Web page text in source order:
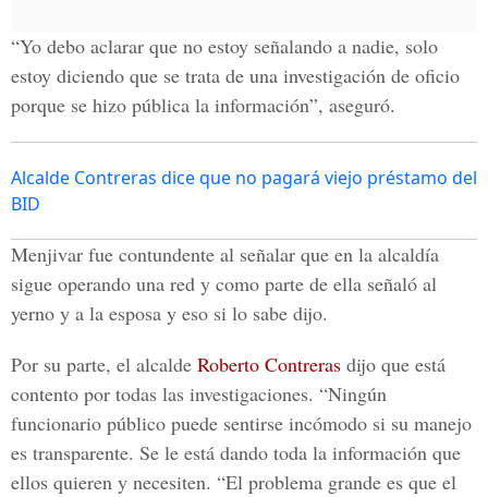
“Yo debo aclarar que no estoy señalando a nadie, solo
estoy diciendo que se trata de una investigación de oficio
porque se hizo pública la información”, aseguró.
Alcalde Contreras dice que no pagará viejo préstamo del
BID
Menjivar fue contundente al señalar que en la alcaldía
sigue operando una red y como parte de ella señaló al
yerno y a la esposa y eso si lo sabe dijo.
Por su parte, el alcalde Roberto Contreras dijo que está
contento por todas las investigaciones. “Ningún
funcionario público puede sentirse incómodo si su manejo
es transparente. Se le está dando toda la información que
ellos quieren y necesiten. “El problema grande es que el